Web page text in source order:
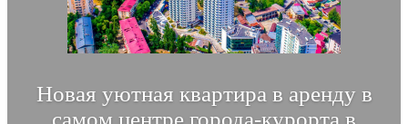
Новая уютная квартира в аренду в